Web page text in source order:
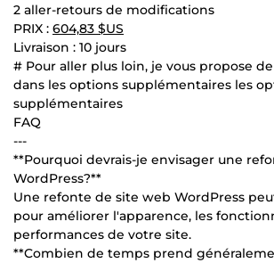
2 aller-retours de modifications
PRIX : 604,83 $US
Livraison : 10 jours
# Pour aller plus loin, je vous propose
dans les options supplémentaires les
supplémentaires
FAQ
---
**Pourquoi devrais-je envisager une
WordPress?**
Une refonte de site web WordPress
pour améliorer l'apparence, les
performances de votre site.
**Combien de temps prend